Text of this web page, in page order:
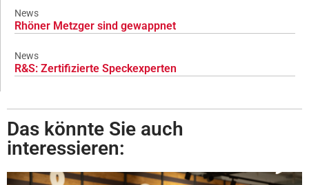
News
Rhöner Metzger sind gewappnet
News
R&S: Zertifizierte Speckexperten
Das könnte Sie auch
interessieren: